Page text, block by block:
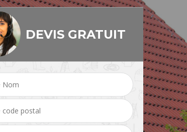
Hydrofuge toiture 56 Traitement anti
56
DEVIS GRATUIT